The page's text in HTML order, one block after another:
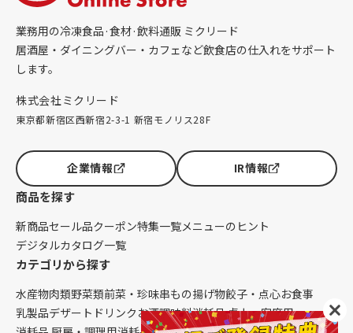
業務用の冷凍食品·食材·飲料通販 ミクリード
居酒屋・ダイニングバー・カフェなど飲食店の仕入れをサポート
します。
株式会社ミクリード
東京都新宿区西新宿2-3-1 新宿モノリス28F
企業情報 IR情報
商品を探す
新商品セール品クーポン特集一覧メニューのヒント
デジタルカタログ一覧
カテゴリから探す
水産物肉類野菜類前菜・珍味串もの揚げ物餃子・点心お食事
乳製品デザート ドリンク お酒調味料消耗品 卓上・客席用